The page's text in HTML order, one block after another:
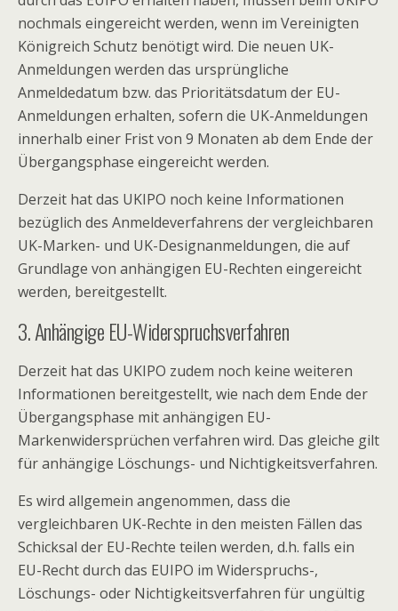
nochmals eingereicht werden, wenn im Vereinigten
Königreich Schutz benötigt wird. Die neuen UK-
Anmeldungen werden das ursprüngliche
Anmeldedatum bzw. das Prioritätsdatum der EU-
Anmeldungen erhalten, sofern die UK-Anmeldungen
innerhalb einer Frist von 9 Monaten ab dem Ende der
Übergangsphase eingereicht werden.
Derzeit hat das UKIPO noch keine Informationen
bezüglich des Anmeldeverfahrens der vergleichbaren
UK-Marken- und UK-Designanmeldungen, die auf
Grundlage von anhängigen EU-Rechten eingereicht
werden, bereitgestellt.
3. Anhängige EU-Widerspruchsverfahren
Derzeit hat das UKIPO zudem noch keine weiteren
Informationen bereitgestellt, wie nach dem Ende der
Übergangsphase mit anhängigen EU-
Markenwidersprüchen verfahren wird. Das gleiche gilt
für anhängige Löschungs- und Nichtigkeitsverfahren.
Es wird allgemein angenommen, dass die
vergleichbaren UK-Rechte in den meisten Fällen das
Schicksal der EU-Rechte teilen werden, d.h. falls ein
EU-Recht durch das EUIPO im Widerspruchs-,
Löschungs- oder Nichtigkeitsverfahren für ungültig